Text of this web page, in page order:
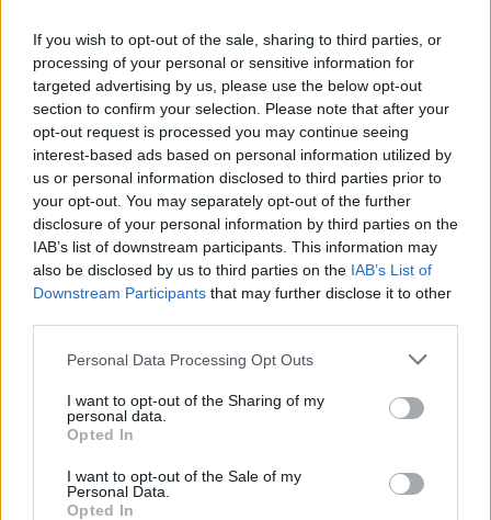
If you wish to opt-out of the sale, sharing to third parties, or
processing of your personal or sensitive information for
targeted advertising by us, please use the below opt-out
section to confirm your selection. Please note that after your
opt-out request is processed you may continue seeing
interest-based ads based on personal information utilized by
us or personal information disclosed to third parties prior to
your opt-out. You may separately opt-out of the further
disclosure of your personal information by third parties on the
IAB’s list of downstream participants. This information may
also be disclosed by us to third parties on the IAB’s List of
Downstream Participants that may further disclose it to other
Personal Data Processing Opt Outs
I want to opt-out of the Sharing of my
personal data.
Opted In
I want to opt-out of the Sale of my
Personal Data.
Opted In
Sutinku sutaisyklėmis
This site is protected by
reCAPTCHA and the Google
Privacy Policy
and
Terms of
Serviceapply.